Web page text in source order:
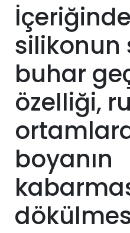
silikonun
buhar
özelliği,
boyanın